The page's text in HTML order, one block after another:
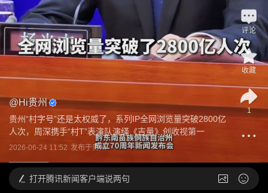
@Hi贵州
贵州“村字号”还是太权威了，系列IP全网浏览量突破2800亿
人次，周深携手“村T”表演队演绎《吉量》创收视第一
2026-06-24 11:52 发布于贵州
评论
收藏
1
打开腾讯新闻客户端说两句